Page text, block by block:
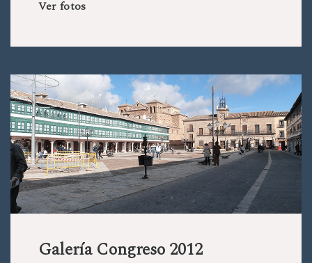
Ver fotos
Galería Congreso 2012